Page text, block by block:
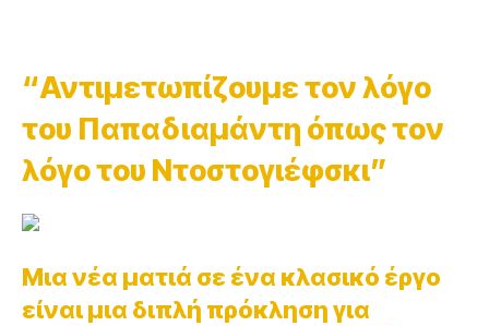
“Αντιμετωπίζουμε τον λόγο
του Παπαδιαμάντη όπως τον
λόγο του Ντοστογιέφσκι”
Μια νέα ματιά σε ένα κλασικό έργο
είναι μια διπλή πρόκληση για